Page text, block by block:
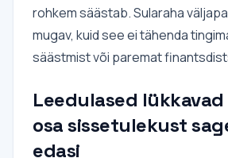
rohkem säästab. Sularaha
mugav, kuid see ei tähenda
säästmist või paremat
Leedulased
osa sissetulekust
edasi